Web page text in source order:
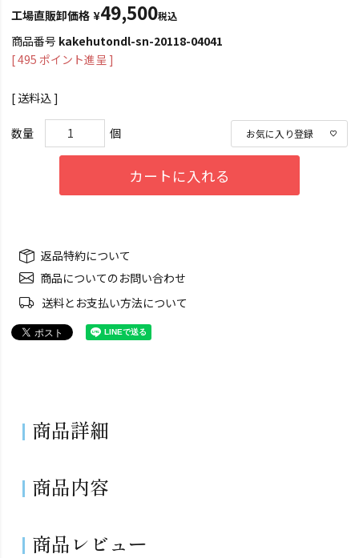
工場直販卸価格 ¥49,500税込
商品番号 kakehutondl-sn-20118-04041
[495 ポイント進呈 ]
送料込
お気に入り登録
カートに入れる
返品特約について
商品についてのお問い合わせ
送料とお支払い方法について
商品詳細
商品内容
商品レビュー